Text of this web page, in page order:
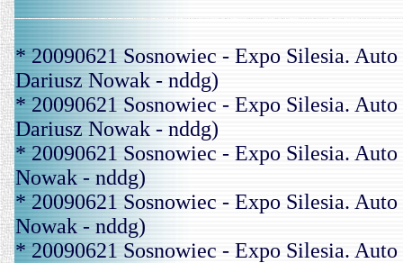
* 20090621 Sosnowiec - Expo Silesia.
Dariusz Nowak - nddg)
* 20090621 Sosnowiec - Expo Silesia.
Dariusz Nowak - nddg)
* 20090621 Sosnowiec - Expo Silesia.
Nowak - nddg)
* 20090621 Sosnowiec - Expo Silesia.
Nowak - nddg)
* 20090621 Sosnowiec - Expo Silesia.